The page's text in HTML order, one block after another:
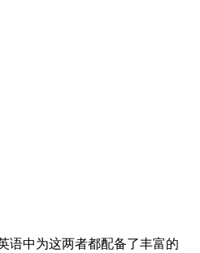
中为这两者都配备了丰富的